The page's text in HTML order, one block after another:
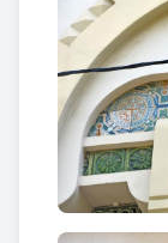
colors.